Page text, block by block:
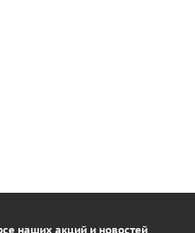
наших акций и новостей